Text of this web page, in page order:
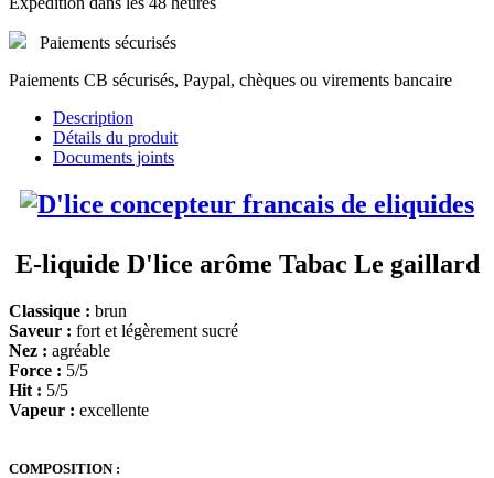
Paiements sécurisés
Paiements CB sécurisés, Paypal, chèques ou virements bancaire
Description
Détails du produit
Documents joints
E-liquide D'lice arôme Tabac Le gaillard
Classique : brun
Saveur : fort et légèrement sucré
Nez : agréable
Force : 5/5
Hit : 5/5
Vapeur : excellente
COMPOSITION :